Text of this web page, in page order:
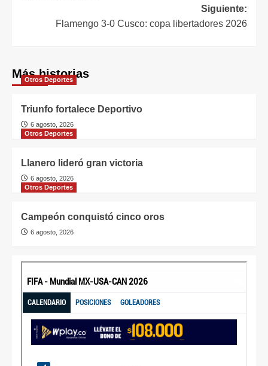
Siguiente:
Flamengo 3-0 Cusco: copa libertadores 2026
Más historias
Otros Deportes
Triunfo fortalece Deportivo
6 agosto, 2026
Otros Deportes
Llanero lideró gran victoria
6 agosto, 2026
Otros Deportes
Campeón conquistó cinco oros
6 agosto, 2026